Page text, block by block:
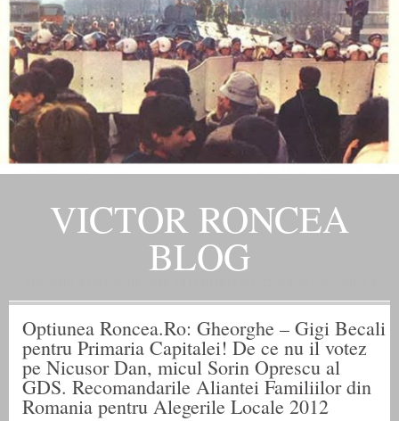
VICTOR RONCEA
BLOG
Optiunea Roncea.Ro: Gheorghe – Gigi Becali
pentru Primaria Capitalei! De ce nu il votez
pe Nicusor Dan, micul Sorin Oprescu al
GDS. Recomandarile Aliantei Familiilor din
Romania pentru Alegerile Locale 2012